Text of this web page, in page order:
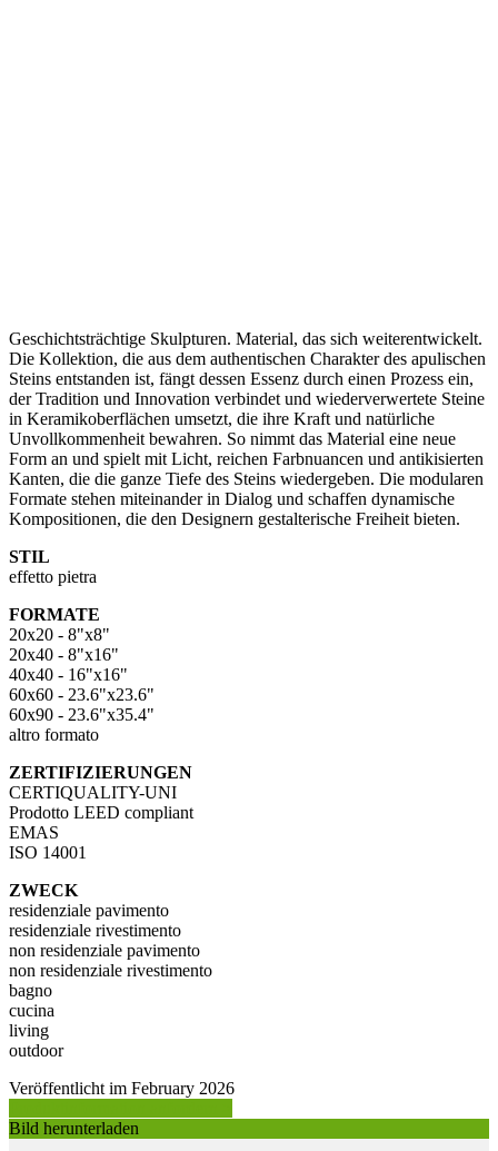
Geschichtsträchtige Skulpturen. Material, das sich weiterentwickelt.
Die Kollektion, die aus dem authentischen Charakter des apulischen
Steins entstanden ist, fängt dessen Essenz durch einen Prozess ein,
der Tradition und Innovation verbindet und wiederverwertete Steine
in Keramikoberflächen umsetzt, die ihre Kraft und natürliche
Unvollkommenheit bewahren. So nimmt das Material eine neue
Form an und spielt mit Licht, reichen Farbnuancen und antikisierten
Kanten, die die ganze Tiefe des Steins wiedergeben. Die modularen
Formate stehen miteinander in Dialog und schaffen dynamische
Kompositionen, die den Designern gestalterische Freiheit bieten.
STIL
effetto pietra
FORMATE
20x20 - 8"x8"
20x40 - 8"x16"
40x40 - 16"x16"
60x60 - 23.6"x23.6"
60x90 - 23.6"x35.4"
altro formato
ZERTIFIZIERUNGEN
CERTIQUALITY-UNI
Prodotto LEED compliant
EMAS
ISO 14001
ZWECK
residenziale pavimento
residenziale rivestimento
non residenziale pavimento
non residenziale rivestimento
bagno
cucina
living
outdoor
Veröffentlicht im February 2026
Bild herunterladen